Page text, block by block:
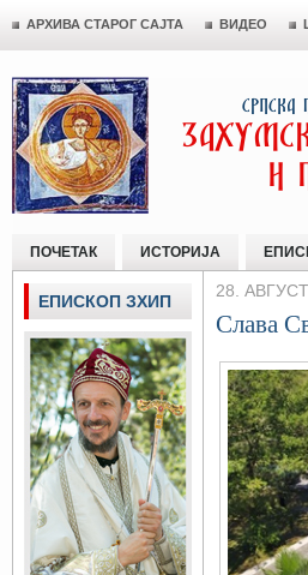
АРХИВА СТАРОГ САЈТА ВИДЕО
ПОЧЕТАК ИСТОРИЈА
28.
Слава
ЕПИСКОП ЗХИП